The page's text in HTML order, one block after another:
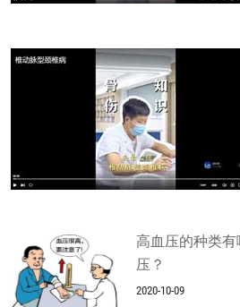
高血压的种类
压？
2020-10-09